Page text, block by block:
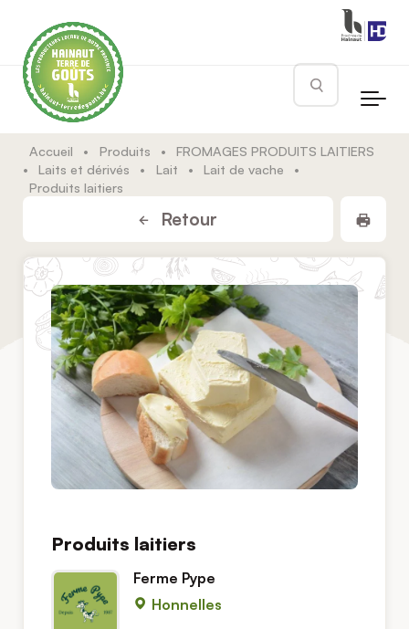
Rechercher
Accueil • Produits •
FROMAGES PRODUITS LAITIERS
•
Laits et dérivés • Lait • Lait de vache
•
Produits laitiers
Retour
Produits laitiers
Ferme Pype
Honnelles